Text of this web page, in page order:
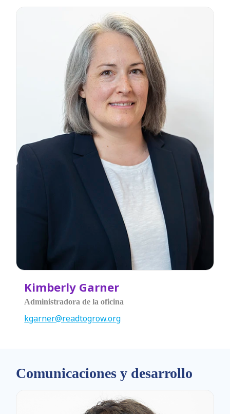
Kimberly Garner
Administradora de la oficina
kgarner@readtogrow.org
Comunicaciones y desarrollo